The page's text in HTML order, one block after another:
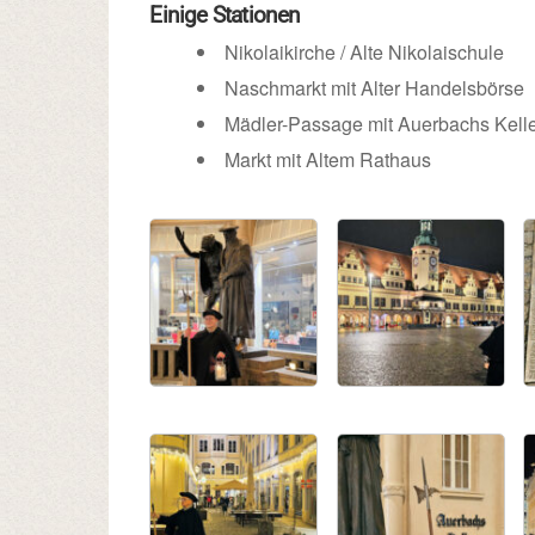
Einige Stationen
Nikolaikirche / Alte Nikolaischule
Naschmarkt mit Alter Handelsbörse
Mädler-Passage mit Auerbachs
Markt mit Altem Rathaus